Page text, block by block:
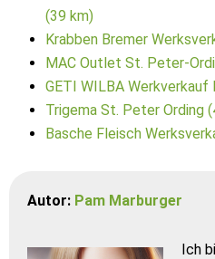
(39 km)
Krabben Bremer
MAC Outlet St. Peter-
GETI WILBA Werkverkauf
Trigema St. Peter Ording
Basche Fleisch
Autor: Pam Marburger
Ich